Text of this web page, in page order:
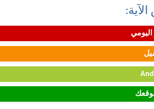
اليومي